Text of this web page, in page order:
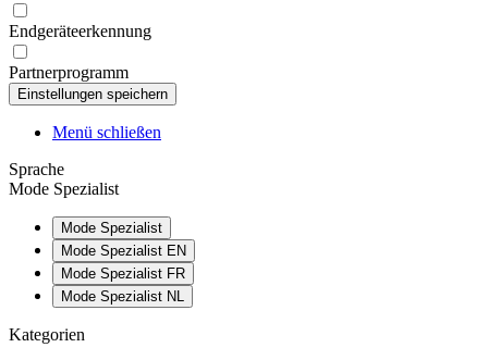
Endgeräteerkennung
Partnerprogramm
Menü schließen
Sprache
Mode Spezialist
Mode Spezialist
Mode Spezialist EN
Mode Spezialist FR
Mode Spezialist NL
Kategorien